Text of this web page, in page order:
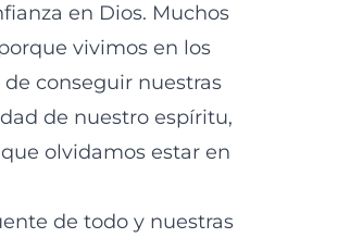
en Dios. Muchos
vivimos en los
conseguir nuestras
de nuestro espíritu,
olvidamos estar en
de todo y nuestras